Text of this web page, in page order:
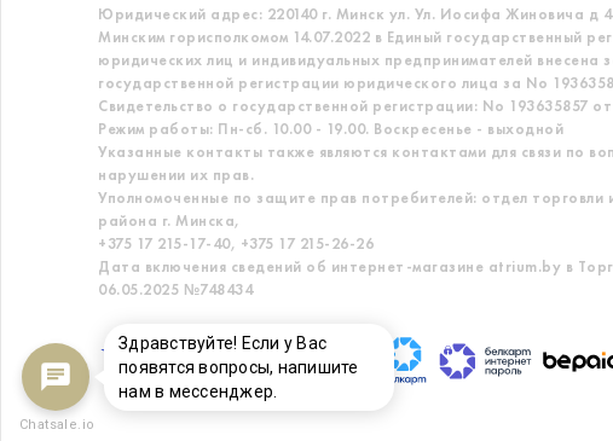
Юридический адрес: 220140 г. Минск ул. Ул. Иосифа Жиновича д
Минским горисполкомом 14.07.2022 в Единый государственный
юридических лиц и индивидуальных предпринимателей внесена
государственной регистрации юридического лица за No
Свидетельство о государственной регистрации: No 193635857
Режим работы: Пн-сб. 10.00 - 19.00. Воскресенье - выходной
Указанные контакты также являются контактами для связи по
нарушении их прав.
Уполномоченные по защите прав потребителей: отдел торговли
района г. Минска,
+375 17 215-17-40, +375 17 215-26-26
Дата включения сведений об интернет-магазине atrium.by в
06.05.2025 №748434
Здравствуйте! Если у Вас
появятся вопросы, напишите
нам в мессенджер.
Chatsale.io